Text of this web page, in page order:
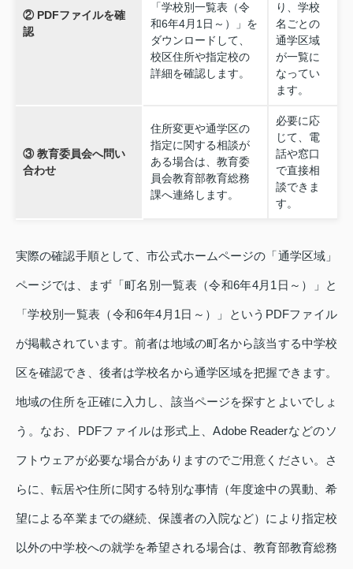
② PDFファイルを確
認
「学校別一覧表（令
和6年4月1日～）」を
ダウンロードして、
校区住所や指定校の
詳細を確認します。
り、学校
名ごとの
通学区域
が一覧に
なってい
ます。
③ 教育委員会へ問い
合わせ
住所変更や通学区の
指定に関する相談が
ある場合は、教育委
員会教育部教育総務
課へ連絡します。
必要に応
じて、電
話や窓口
で直接相
談できま
す。
実際の確認手順として、市公式ホームページの「通学区域」
ページでは、まず「町名別一覧表（令和6年4月1日～）」と
「学校別一覧表（令和6年4月1日～）」というPDFファイル
が掲載されています。前者は地域の町名から該当する中学校
区を確認でき、後者は学校名から通学区域を把握できます。
地域の住所を正確に入力し、該当ページを探すとよいでしょ
う。なお、PDFファイルは形式上、Adobe Readerなどのソ
フトウェアが必要な場合がありますのでご用意ください。さ
らに、転居や住所に関する特別な事情（年度途中の異動、希
望による卒業までの継続、保護者の入院など）により指定校
以外の中学校への就学を希望される場合は、教育部教育総務